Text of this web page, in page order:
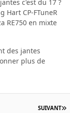
c'est du 17 ?
Hart CP-FTuneR
RE750 en mixte
des jantes
plus de
SUIVANT